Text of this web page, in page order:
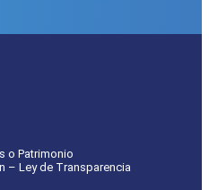
o Patrimonio
– Ley de Transparencia